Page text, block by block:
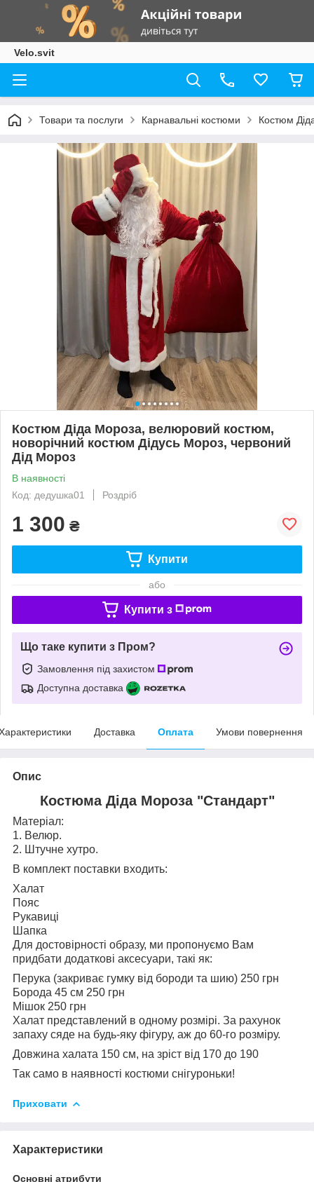
Velo.svit
Товари та послуги Карнавальні костюми Костюм
Костюм Діда Мороза, велюровий костюм,
новорічний костюм Дідусь Мороз, червоний
Дід Мороз
В наявності
Код: дедушка01
Роздріб
1 300 ₴
Купити
або
Купити з
Що таке купити з Пром?
Замовлення під захистом
Доступна доставка
Доставка Оплата Умови повернення
Опис
Костюма Діда Мороза "Стандарт"
Матеріал:
1. Велюр.
2. Штучне хутро.
В комплект поставки входить:
Халат
Пояс
Рукавиці
Шапка
Для достовірності образу, ми пропонуємо Вам
придбати додаткові аксесуари, такі як:
Перука (закриває гумку від бороди та шию) 250 грн
Борода 45 см 250 грн
Мішок 250 грн
Халат представлений в одному розмірі. За рахунок
запаху сяде на будь-яку фігуру, аж до 60-го розміру.
Довжина халата 150 см, на зріст від 170 до 190
Так само в наявності костюми снігуроньки!
Приховати
Характеристики
Основні атрибути